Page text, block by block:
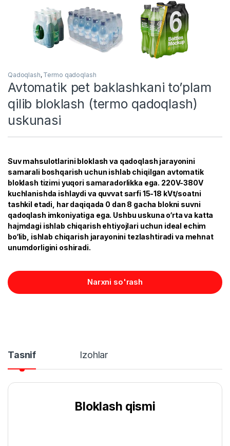
Qadoqlash, Termo qadoqlash
Avtomatik pet baklashkani to’plam
qilib bloklash (termo qadoqlash)
uskunasi
Suv mahsulotlarini bloklash va qadoqlash jarayonini
samarali boshqarish uchun ishlab chiqilgan avtomatik
bloklash tizimi yuqori samaradorlikka ega. 220V-380V
kuchlanishda ishlaydi va quvvat sarfi 15-18 kVt/soatni
tashkil etadi, har daqiqada 0 dan 8 gacha blokni suvni
qadoqlash imkoniyatiga ega. Ushbu uskuna o‘rta va katta
hajmdagi ishlab chiqarish ehtiyojlari uchun ideal echim
bo‘lib, ishlab chiqarish jarayonini tezlashtiradi va mehnat
unumdorligini oshiradi.
Narxni so'rash
Tasnif Izohlar
Bloklash qismi